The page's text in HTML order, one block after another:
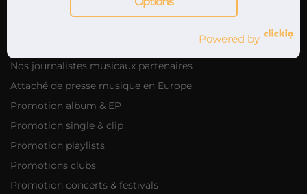
Attachés de presse musique
Nos journalistes musicaux partenaires
Attaché de presse musique en Europe
Promotion album & EP
Promotion single & clip
Promotion playlists
Promotions clubs
Promotion concerts & festivals
Powered by